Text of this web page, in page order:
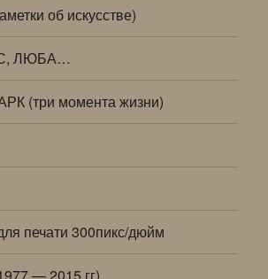
об искусстве)
ЛЮБА…
(три момента жизни)
печати 300пикс/дюйм